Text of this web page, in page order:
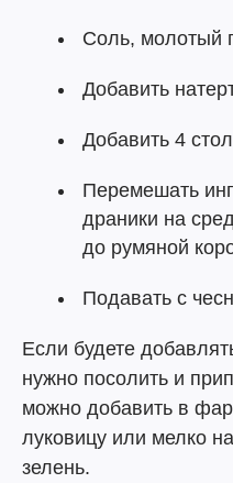
Соль, молотый
Добавить
Добавить 4
Перемешать
драники на
до румяной
Подавать с
Если будете
нужно посолить и
можно добавить в
луковицу или мелко
зелень.